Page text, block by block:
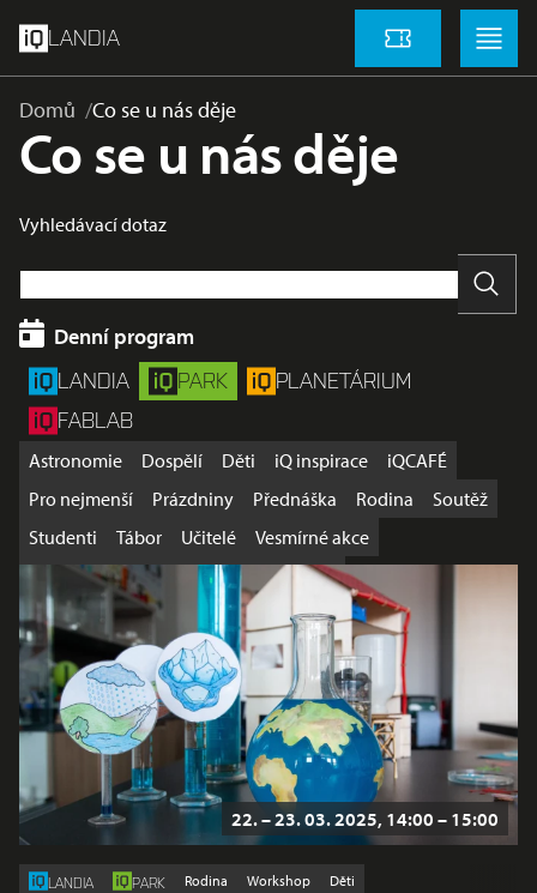
LANDIA Vstupenky
Menu
Domů Co se u nás děje
Co se u nás děje
Vyhledávací dotaz
Denní program
LANDIA PARK
PLANETÁRIUM
FABLAB
Astronomie Dospělí Děti iQ inspirace
iQCAFÉ
Pro nejmenší
Prázdniny Přednáška Rodina
Soutěž
Studenti
Tábor Učitelé
Vesmírné akce
Výhodná nabídka
Workshop Školy
22. – 23. 03. 2025, 14:00 – 15:00
LANDIA PARK Rodina Workshop Děti